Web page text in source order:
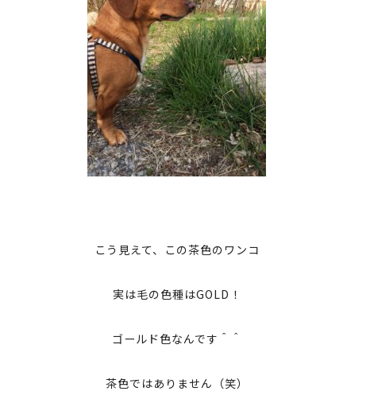
こう見えて、この茶色のワンコ
実は毛の色種はGOLD！
ゴールド色なんです＾＾
茶色ではありません（笑）